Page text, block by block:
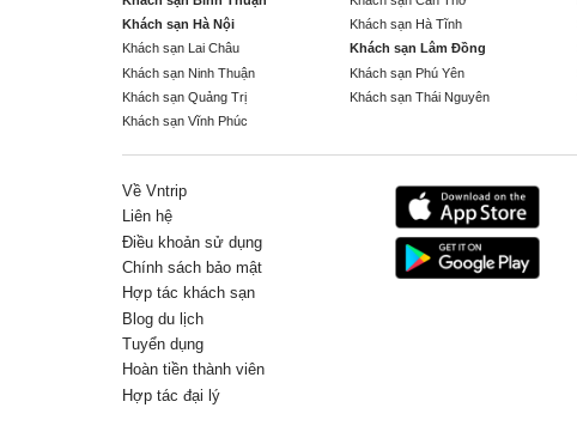
Khách sạn Hà Nội
Khách sạn Hà Tĩnh
Khách sạn Lai Châu
Khách sạn Lâm Đồng
Khách sạn Ninh Thuận
Khách sạn Phú Yên
Khách sạn Quảng Trị
Khách sạn Thái Nguyên
Khách sạn Vĩnh Phúc
Về Vntrip
Liên hệ
Điều khoản sử dụng
Chính sách bảo mật
Hợp tác khách sạn
Blog du lịch
Tuyển dụng
Hoàn tiền thành viên
Hợp tác đại lý